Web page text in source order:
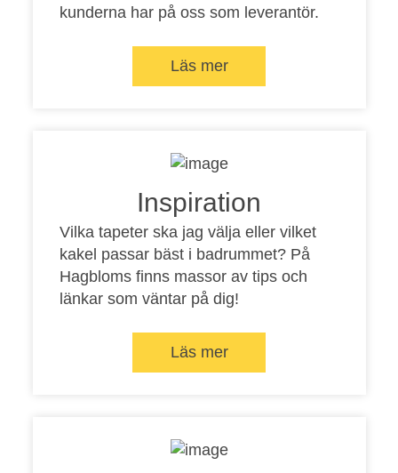
kunderna har på oss som leverantör.
Läs mer
Inspiration
Vilka tapeter ska jag välja eller vilket
kakel passar bäst i badrummet? På
Hagbloms finns massor av tips och
länkar som väntar på dig!
Läs mer